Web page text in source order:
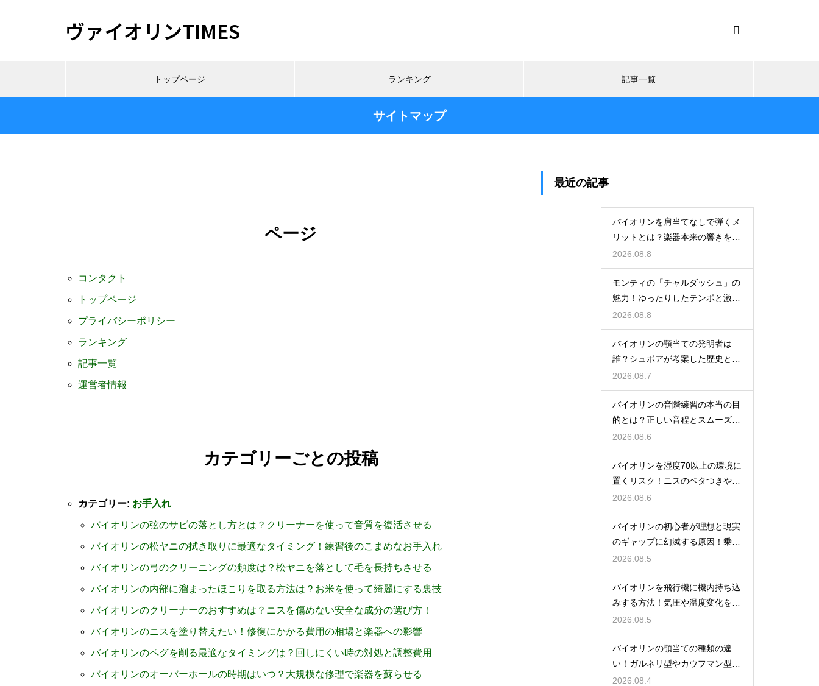
ヴァイオリンTIMES
トップページ ランキング 記事一覧
サイトマップ
ページ
コンタクト
トップページ
プライバシーポリシー
ランキング
記事一覧
運営者情報
カテゴリーごとの投稿
カテゴリー: お手入れ
バイオリンの弦のサビの落とし方とは？クリーナーを使って音質を復活させる
バイオリンの松ヤニの拭き取りに最適なタイミング！練習後のこまめなお手入れ
バイオリンの弓のクリーニングの頻度は？松ヤニを落として毛を長持ちさせる
バイオリンの内部に溜まったほこりを取る方法は？お米を使って綺麗にする裏技
バイオリンのクリーナーのおすすめは？ニスを傷めない安全な成分の選び方！
バイオリンのニスを塗り替えたい！修復にかかる費用の相場と楽器への影響
バイオリンのペグを削る最適なタイミングは？回しにくい時の対処と調整費用
バイオリンのオーバーホールの時期はいつ？大規模な修理で楽器を蘇らせる
最近の記事
バイオリンを肩当てなしで弾くメ
リットとは？楽器本来の響きを引
き出す構え方
2026.08.8
モンティの「チャルダッシュ」の
魅力！ゆったりしたテンポと激し
い緩急の表現
2026.08.8
バイオリンの顎当ての発明者は
誰？シュポアが考案した歴史と超
絶技巧との背景
2026.08.7
バイオリンの音階練習の本当の目
的とは？正しい音程とスムーズな
運指を身につける
2026.08.6
バイオリンを湿度70以上の環境に
置くリスク！ニスのベタつきやカ
ビを防ぐ対策
2026.08.6
バイオリンの初心者が理想と現実
のギャップに幻滅する原因！乗り
越える心構え
2026.08.5
バイオリンを飛行機に機内持ち込
みする方法！気圧や温度変化を防
ぐ保管の注意
2026.08.5
バイオリンの顎当ての種類の違
い！ガルネリ型やカウフマン型か
ら自分に合う形を
2026.08.4